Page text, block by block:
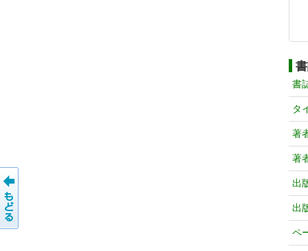
書
タ
著
著
出
出
ペ